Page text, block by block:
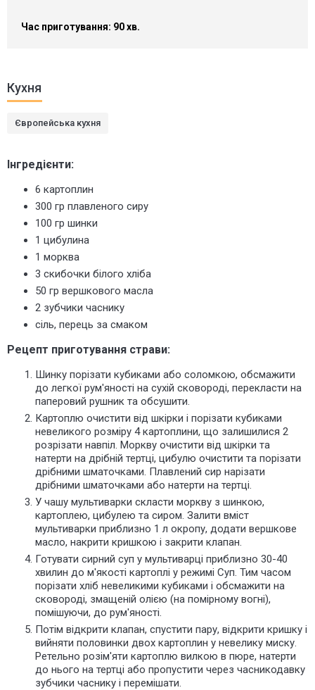
Час приготування: 90 хв.
Кухня
Європейська кухня
Інгредієнти:
6 картоплин
300 гр плавленого сиру
100 гр шинки
1 цибулина
1 морква
3 скибочки білого хліба
50 гр вершкового масла
2 зубчики часнику
сіль, перець за смаком
Рецепт приготування страви:
Шинку порізати кубиками або соломкою, обсмажити
до легкої рум'яності на сухій сковороді, перекласти на
паперовий рушник та обсушити.
Картоплю очистити від шкірки і порізати кубиками
невеликого розміру 4 картоплини, що залишилися 2
розрізати навпіл. Моркву очистити від шкірки та
натерти на дрібній тертці, цибулю очистити та порізати
дрібними шматочками. Плавлений сир нарізати
дрібними шматочками або натерти на тертці.
У чашу мультиварки скласти моркву з шинкою,
картоплею, цибулею та сиром. Залити вміст
мультиварки приблизно 1 л окропу, додати вершкове
масло, накрити кришкою і закрити клапан.
Готувати сирний суп у мультиварці приблизно 30-40
хвилин до м'якості картоплі у режимі Суп. Тим часом
порізати хліб невеликими кубиками і обсмажити на
сковороді, змащеній олією (на помірному вогні),
помішуючи, до рум'яності.
Потім відкрити клапан, спустити пару, відкрити кришку і
вийняти половинки двох картоплин у невелику миску.
Ретельно розім'яти картоплю вилкою в пюре, натерти
до нього на тертці або пропустити через часникодавку
зубчики часнику і перемішати.